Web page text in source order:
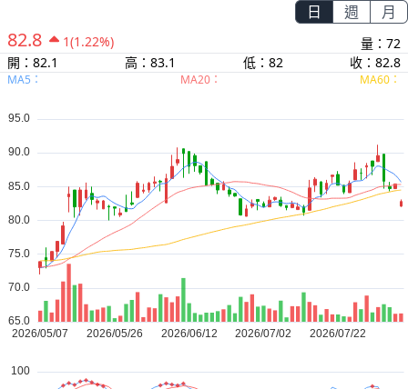
日 週 月
82.8 1(1.22%)
量：72
開：82.1
高：83.1 低：82 收：82.8
MA5： MA20： MA60：